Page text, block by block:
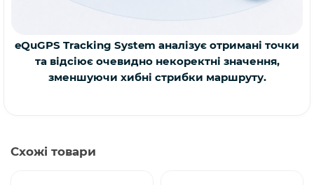
eQuGPS Tracking System аналізує отримані точки
та відсіює очевидно некоректні значення,
зменшуючи хибні стрибки маршруту.
Схожі товари